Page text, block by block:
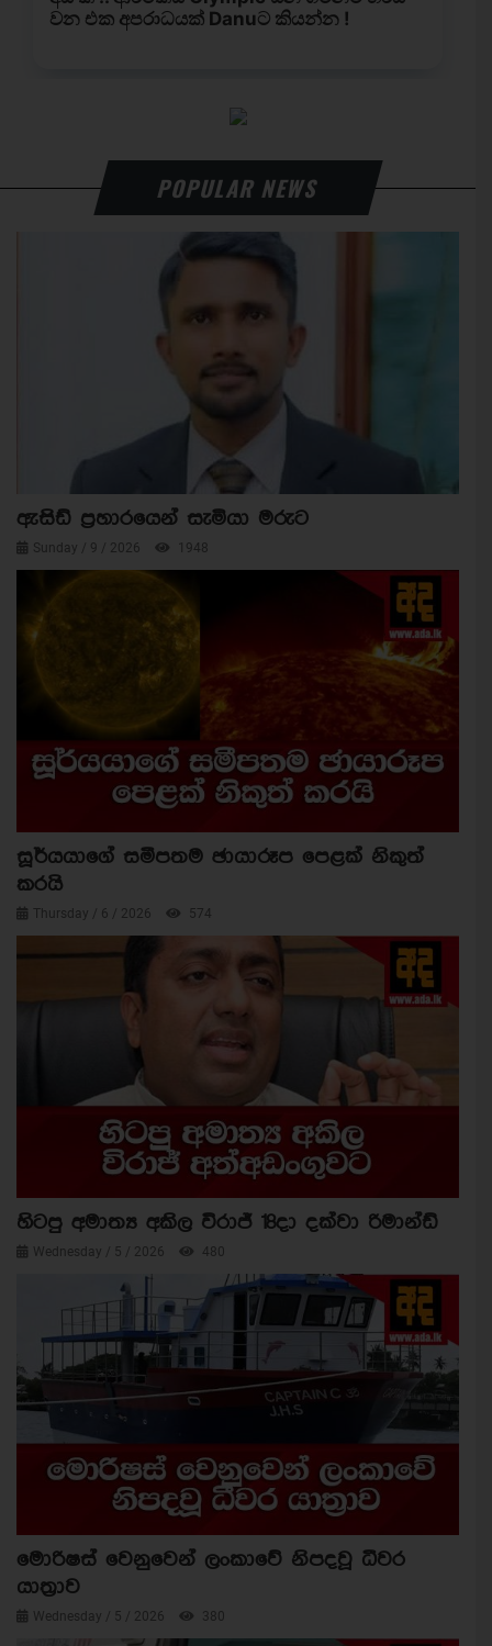
POPULAR NEWS
ඇසිඩ් ප්‍රහාරයෙන් සැමියා මරුට
Sunday / 9 / 2026 1948
සූර්යයාගේ සමීපතම ඡායාරූප පෙළක් නිකුත්
කරයි
Thursday / 6 / 2026 574
හිටපු අමාත්‍ය අකිල විරාජ් 18දා දක්වා රිමාන්ඩ්
Wednesday / 5 / 2026 480
මොරිෂස් වෙනුවෙන් ලංකාවේ නිපදවූ ධීවර
යාත්‍රාව
Wednesday / 5 / 2026 380